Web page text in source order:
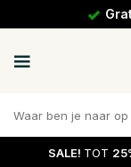
SALE! TOT